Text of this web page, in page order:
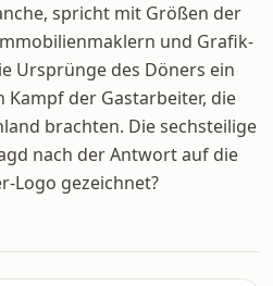
spricht mit Größen der
und Grafik-
Ursprünge des Döners ein
der Gastarbeiter, die
brachten. Die sechsteilige
nach der Antwort auf die
Logo gezeichnet?